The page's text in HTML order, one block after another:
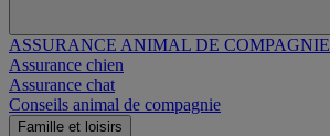
ASSURANCE ANIMAL DE COMPAGNIE
Assurance chien
Assurance chat
Conseils animal de compagnie
Famille et loisirs